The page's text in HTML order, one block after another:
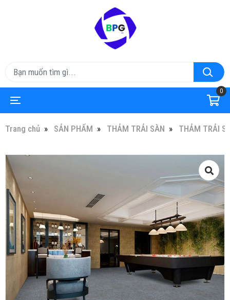
0
Trang chủ SẢN PHẨM THẢM TRẢI SÀN THẢM TRẢI